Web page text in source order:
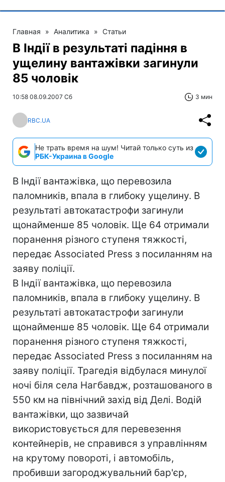
Главная » Аналитика » Статьи
В Індії в результаті падіння в
ущелину вантажівки загинули
85 чоловік
10:58 08.09.2007 Сб 3 мин
RBC.UA
Не трать время на шум! Читай только суть из
РБК-Украина в Google
В Індії вантажівка, що перевозила
паломників, впала в глибоку ущелину. В
результаті автокатастрофи загинули
щонайменше 85 чоловік. Ще 64 отримали
поранення різного ступеня тяжкості,
передає Associated Press з посиланням на
заяву поліції.
В Індії вантажівка, що перевозила
паломників, впала в глибоку ущелину. В
результаті автокатастрофи загинули
щонайменше 85 чоловік. Ще 64 отримали
поранення різного ступеня тяжкості,
передає Associated Press з посиланням на
заяву поліції. Трагедія відбулася минулої
ночі біля села Нагбавдж, розташованого в
550 км на північний захід від Делі. Водій
вантажівки, що зазвичай
використовується для перевезення
контейнерів, не справився з управлінням
на крутому повороті, і автомобіль,
пробивши загороджувальний бар'єр,